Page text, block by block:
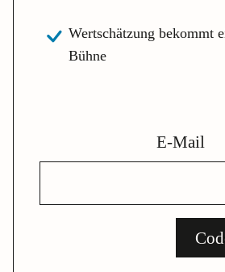
Wertschätzung bekommt
Bühne
E-Mail